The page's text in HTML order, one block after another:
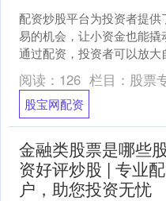
配资炒股平台为投资者提供
易的机会，让小资金也能撬
通过配资，投资者可以放大
股宝网配资，从而获得更高
资金安全保障：*....
阅读： 126 栏目： 股票
股宝网配资
金融类股票是哪些
资好评炒股 | 专业
户，助您投资无忧